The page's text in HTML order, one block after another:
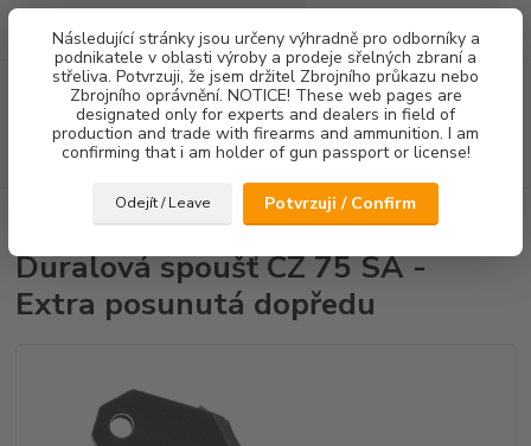
Následující stránky jsou určeny výhradně pro odborníky a
podnikatele v oblasti výroby a prodeje sřelných zbraní a
střeliva. Potvrzuji, že jsem držitel Zbrojního průkazu nebo
Zbrojního oprávnění. NOTICE! These web pages are
designated only for experts and dealers in field of
production and trade with firearms and ammunition. I am
confirming that i am holder of gun passport or license!
Odejít / Leave Potvrzuji / Confirm
Menu
Hledat
za0,00 Kč
Duralová spoušť CZ 75 SA - Extra posunutá dopředu
Duralová spoušť CZ 75 SA -
Extra posunutá dopředu